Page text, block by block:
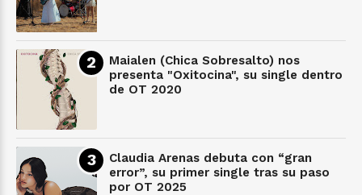
Maialen (Chica Sobresalto) nos
presenta "Oxitocina", su single dentro
de OT 2020
Claudia Arenas debuta con “gran
error”, su primer single tras su paso
por OT 2025